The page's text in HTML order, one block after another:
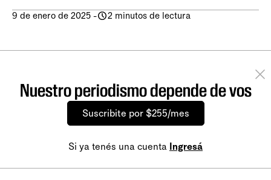
9 de enero de 2025 - 2 minutos de lectura
Nuestro periodismo depende de vos
Suscribite por $255/mes
Si ya tenés una cuenta Ingresá